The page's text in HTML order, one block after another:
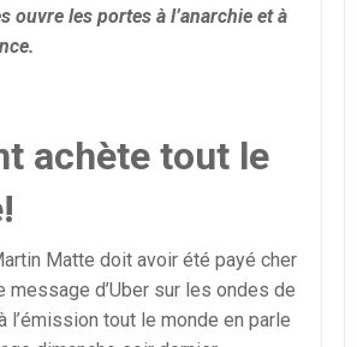
ouvre les portes à l’anarchie et à
achète tout le
Matte doit avoir été payé cher
message d’Uber sur les ondes de
l’émission tout le monde en parle